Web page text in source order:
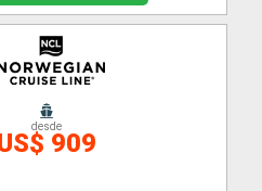
desde
909